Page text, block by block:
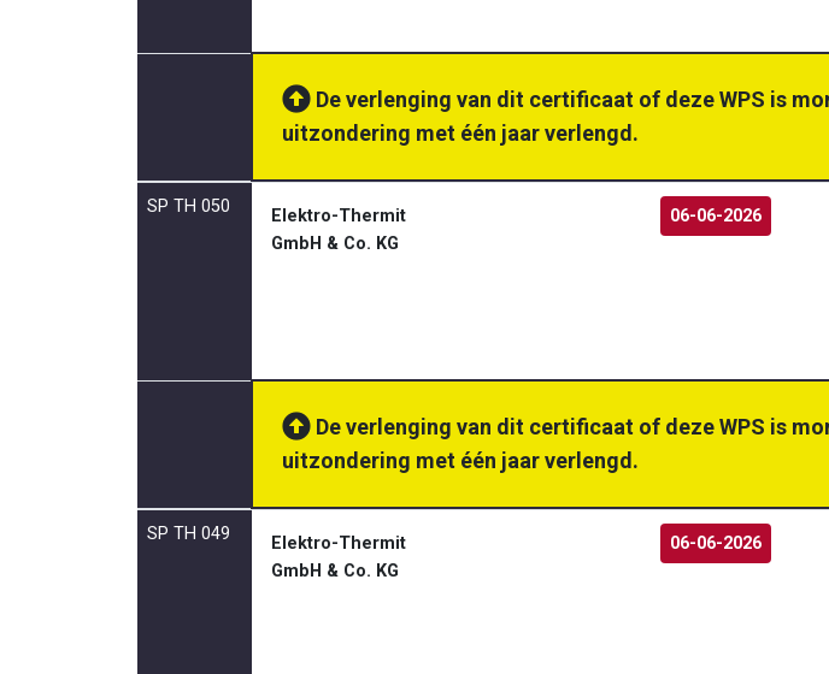
De verlenging van dit certificaat of deze WPS is
uitzondering met één jaar verlengd.
SP TH 050
Elektro-Thermit
GmbH & Co. KG
06-06-2026
De verlenging van dit certificaat of deze WPS is
uitzondering met één jaar verlengd.
SP TH 049
Elektro-Thermit
GmbH & Co. KG
06-06-2026